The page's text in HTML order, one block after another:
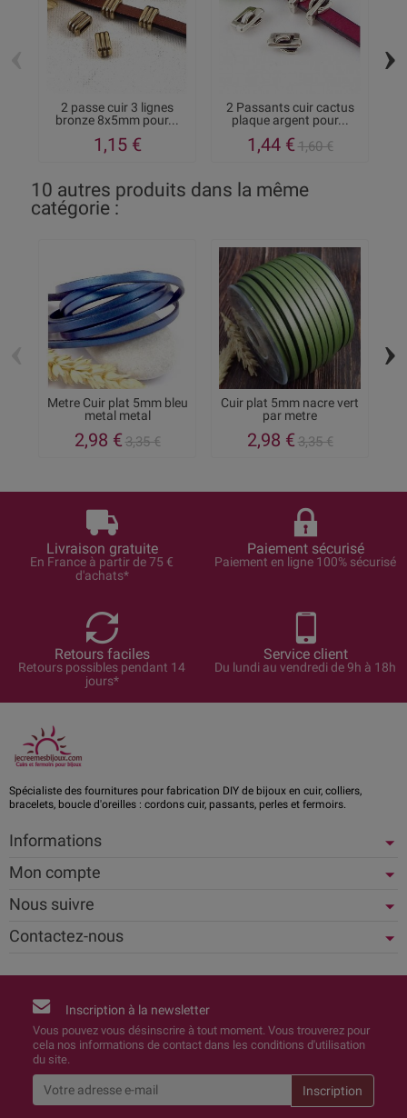
2 passe cuir 3 lignes
bronze 8x5mm pour...
1,15 €
2 Passants cuir cactus
plaque argent pour...
1,44 €1,60 €
›
10 autres produits dans la même
catégorie :
Metre Cuir plat 5mm bleu
metal metal
2,98 €3,35 €
Cuir plat 5mm nacre vert
par metre
2,98 €3,35 €
›
Livraison gratuite
En France à partir de 75 €
d'achats*
Paiement sécurisé
Paiement en ligne 100% sécurisé
Retours faciles
Retours possibles pendant 14
jours*
Service client
Du lundi au vendredi de 9h à 18h
Spécialiste des fournitures pour fabrication DIY de bijoux en cuir, colliers,
bracelets, boucle d'oreilles : cordons cuir, passants, perles et fermoirs.
Informations
Mon compte
Nous suivre
Contactez-nous
Inscription à la newsletter
Vous pouvez vous désinscrire à tout moment. Vous trouverez pour
cela nos informations de contact dans les conditions d'utilisation
du site.